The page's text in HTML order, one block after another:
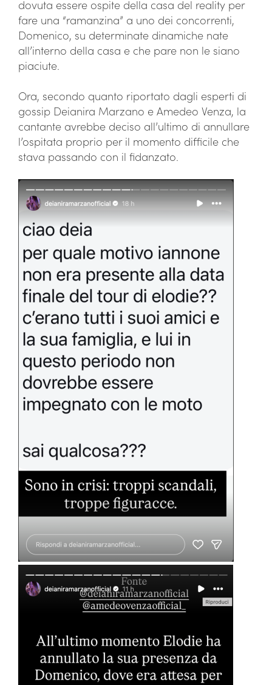
dovuta essere ospite della casa del reality per
fare una “ramanzina” a uno dei concorrenti,
Domenico, su determinate dinamiche nate
all’interno della casa e che pare non le siano
piaciute.
Ora, secondo quanto riportato dagli esperti di
gossip Deianira Marzano e Amedeo Venza, la
cantante avrebbe deciso all’ultimo di annullare
l’ospitata proprio per il momento difficile che
stava passando con il fidanzato.